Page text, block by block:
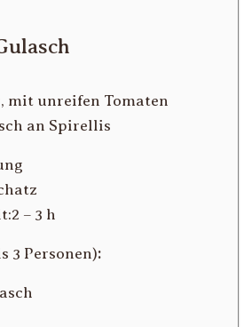
mit unreifen Tomaten
an Spirellis
– 3 h
3 Personen):